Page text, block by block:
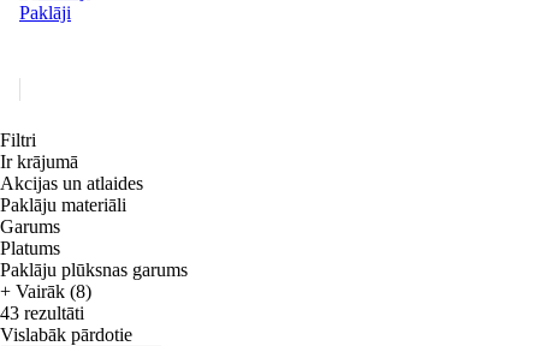
Paklāji
Filtri
Ir krājumā
Akcijas un atlaides
Paklāju materiāli
Garums
Platums
Paklāju plūksnas garums
+ Vairāk (8)
43 rezultāti
Vislabāk pārdotie